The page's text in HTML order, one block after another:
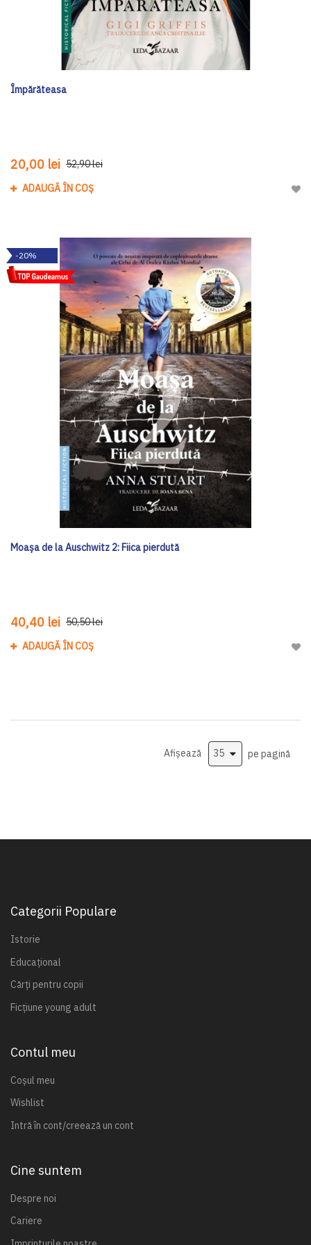
Împărăteasa
20,00 lei 52,90 lei
ADAUGĂ ÎN COȘ
-20%
Moașa de la Auschwitz 2: Fiica pierdută
40,40 lei 50,50 lei
ADAUGĂ ÎN COȘ
Afișează pe pagină
Categorii Populare
Istorie
Educațional
Cărți pentru copii
Ficțiune young adult
Contul meu
Coșul meu
Wishlist
Intră în cont/creează un cont
Cine suntem
Despre noi
Cariere